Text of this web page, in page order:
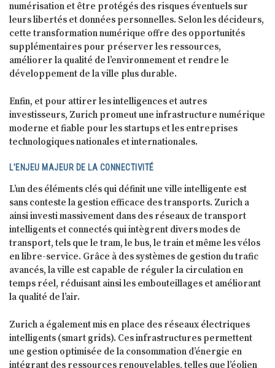
numérisation et être protégés des risques éventuels sur
leurs libertés et données personnelles. Selon les décideurs,
cette transformation numérique offre des opportunités
supplémentaires pour préserver les ressources,
améliorer la qualité de l’environnement et rendre le
développement de la ville plus durable.
Enfin, et pour attirer les intelligences et autres
investisseurs, Zurich promeut une infrastructure numérique
moderne et fiable pour les startups et les entreprises
technologiques nationales et internationales.
L’ENJEU MAJEUR DE LA CONNECTIVITÉ
L’un des éléments clés qui définit une ville intelligente est
sans conteste la gestion efficace des transports. Zurich a
ainsi investi massivement dans des réseaux de transport
intelligents et connectés qui intègrent divers modes de
transport, tels que le tram, le bus, le train et même les vélos
en libre-service. Grâce à des systèmes de gestion du trafic
avancés, la ville est capable de réguler la circulation en
temps réel, réduisant ainsi les embouteillages et améliorant
la qualité de l’air.
Zurich a également mis en place des réseaux électriques
intelligents (smart grids). Ces infrastructures permettent
une gestion optimisée de la consommation d’énergie en
intégrant des ressources renouvelables, telles que l’éolien